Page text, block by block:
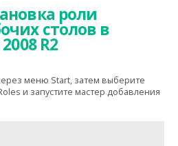
роли
столов в
R2
меню Start, затем выберите
и запустите мастер добавления